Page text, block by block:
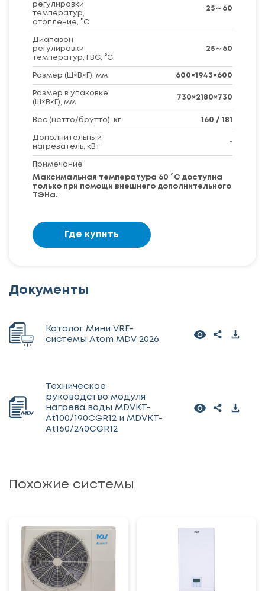
регулировки
температур,
отопление, °С
25～60
Диапазон
регулировки
температур, ГВС, °С
25～60
Размер (Ш×В×Г), мм 600×1943×600
Размер в упаковке
(Ш×В×Г), мм
730×2180×730
Вес (нетто/брутто), кг 160 / 181
Дополнительный
нагреватель, кВт
-
Примечание
Максимальная температура 60 °C доступна
только при помощи внешнего дополнительного
ТЭНа.
Где купить
Документы
Каталог Мини VRF-
системы Atom MDV 2026
Техническое
руководство модуля
нагрева воды MDVKT-
At100/190CGR12 и MDVKT-
At160/240CGR12
Похожие системы